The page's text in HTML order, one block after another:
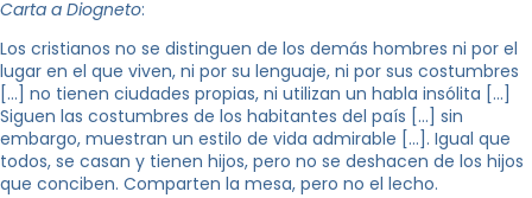
Carta a Diogneto:
Los cristianos no se distinguen de los demás hombres ni por el
lugar en el que viven, ni por su lenguaje, ni por sus costumbres
[…] no tienen ciudades propias, ni utilizan un habla insólita [...]
Siguen las costumbres de los habitantes del país [...] sin
embargo, muestran un estilo de vida admirable [...]. Igual que
todos, se casan y tienen hijos, pero no se deshacen de los hijos
que conciben. Comparten la mesa, pero no el lecho.